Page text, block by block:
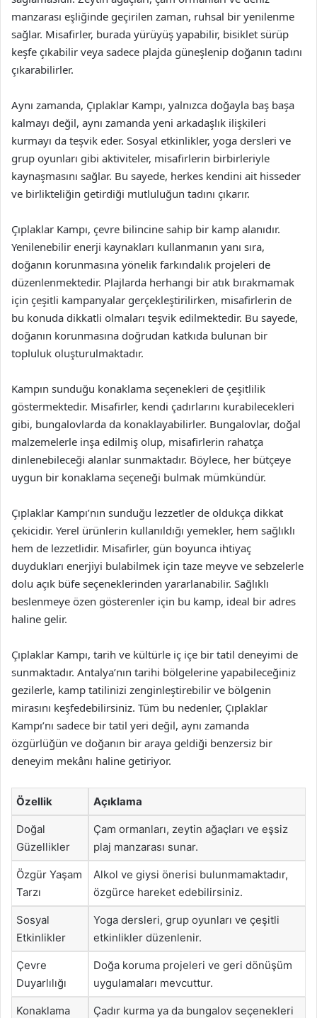
manzarası eşliğinde geçirilen zaman, ruhsal bir yenilenme
sağlar. Misafirler, burada yürüyüş yapabilir, bisiklet sürüp
keşfe çıkabilir veya sadece plajda güneşlenip doğanın tadını
çıkarabilirler.
Aynı zamanda, Çıplaklar Kampı, yalnızca doğayla baş başa
kalmayı değil, aynı zamanda yeni arkadaşlık ilişkileri
kurmayı da teşvik eder. Sosyal etkinlikler, yoga dersleri ve
grup oyunları gibi aktiviteler, misafirlerin birbirleriyle
kaynaşmasını sağlar. Bu sayede, herkes kendini ait hisseder
ve birlikteliğin getirdiği mutluluğun tadını çıkarır.
Çıplaklar Kampı, çevre bilincine sahip bir kamp alanıdır.
Yenilenebilir enerji kaynakları kullanmanın yanı sıra,
doğanın korunmasına yönelik farkındalık projeleri de
düzenlenmektedir. Plajlarda herhangi bir atık bırakmamak
için çeşitli kampanyalar gerçekleştirilirken, misafirlerin de
bu konuda dikkatli olmaları teşvik edilmektedir. Bu sayede,
doğanın korunmasına doğrudan katkıda bulunan bir
topluluk oluşturulmaktadır.
Kampın sunduğu konaklama seçenekleri de çeşitlilik
göstermektedir. Misafirler, kendi çadırlarını kurabilecekleri
gibi, bungalovlarda da konaklayabilirler. Bungalovlar, doğal
malzemelerle inşa edilmiş olup, misafirlerin rahatça
dinlenebileceği alanlar sunmaktadır. Böylece, her bütçeye
uygun bir konaklama seçeneği bulmak mümkündür.
Çıplaklar Kampı’nın sunduğu lezzetler de oldukça dikkat
çekicidir. Yerel ürünlerin kullanıldığı yemekler, hem sağlıklı
hem de lezzetlidir. Misafirler, gün boyunca ihtiyaç
duydukları enerjiyi bulabilmek için taze meyve ve sebzelerle
dolu açık büfe seçeneklerinden yararlanabilir. Sağlıklı
beslenmeye özen gösterenler için bu kamp, ideal bir adres
haline gelir.
Çıplaklar Kampı, tarih ve kültürle iç içe bir tatil deneyimi de
sunmaktadır. Antalya’nın tarihi bölgelerine yapabileceğiniz
gezilerle, kamp tatilinizi zenginleştirebilir ve bölgenin
mirasını keşfedebilirsiniz. Tüm bu nedenler, Çıplaklar
Kampı’nı sadece bir tatil yeri değil, aynı zamanda
özgürlüğün ve doğanın bir araya geldiği benzersiz bir
deneyim mekânı haline getiriyor.
Özellik Açıklama
Doğal
Güzellikler
Çam ormanları, zeytin ağaçları ve eşsiz
plaj manzarası sunar.
Özgür Yaşam
Tarzı
Alkol ve giysi önerisi bulunmamaktadır,
özgürce hareket edebilirsiniz.
Sosyal
Etkinlikler
Yoga dersleri, grup oyunları ve çeşitli
etkinlikler düzenlenir.
Çevre
Duyarlılığı
Doğa koruma projeleri ve geri dönüşüm
uygulamaları mevcuttur.
Konaklama
Çadır kurma ya da bungalov seçenekleri